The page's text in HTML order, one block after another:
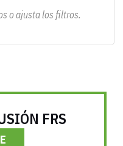
o ajusta los filtros.
FRS